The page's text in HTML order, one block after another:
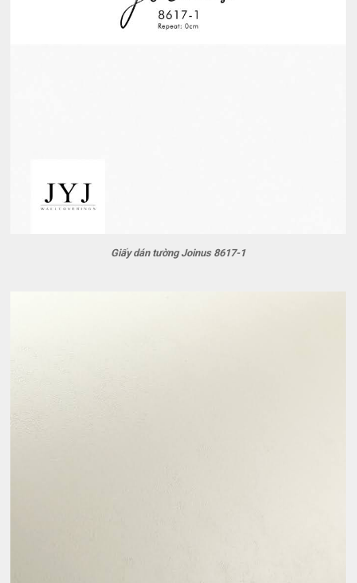
Giấy dán tường Joinus 8617-1